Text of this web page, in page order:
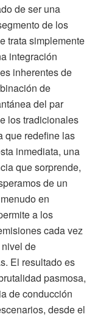
de ser una
de los
trata simplemente
integración
inherentes de
de
del par
los tradicionales
que redefine las
inmediata, una
que sorprende,
de un
en
a los
cada vez
de
El resultado es
pasmosa,
de conducción
desde el